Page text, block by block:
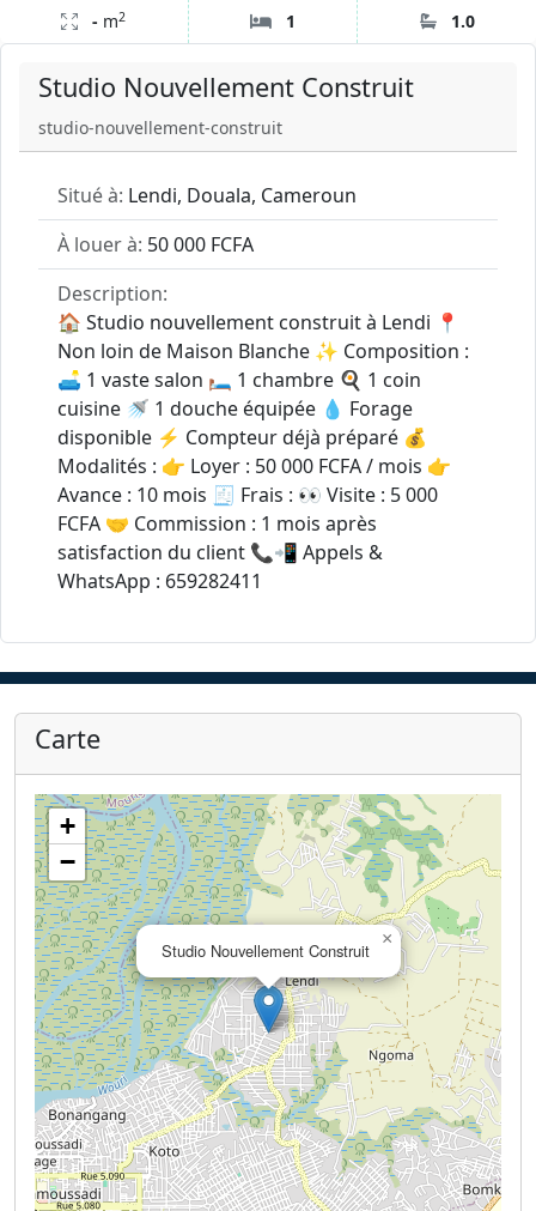
Studio Nouvellement Construit
studio-nouvellement-construit
Situé à: Lendi, Douala, Cameroun
À louer à: 50 000 FCFA
Description:
🏠 Studio nouvellement construit à Lendi 📍
Non loin de Maison Blanche ✨ Composition :
🛋️ 1 vaste salon 🛏️ 1 chambre 🍳 1 coin
cuisine 🚿 1 douche équipée 💧 Forage
disponible ⚡ Compteur déjà préparé 💰
Modalités : 👉 Loyer : 50 000 FCFA / mois 👉
Avance : 10 mois 🧾 Frais : 👀 Visite : 5 000
FCFA 🤝 Commission : 1 mois après
satisfaction du client 📞📲 Appels &
WhatsApp : 659282411
- m2 1 1.0
Carte
Studio Nouvellement Construit
×
+
−